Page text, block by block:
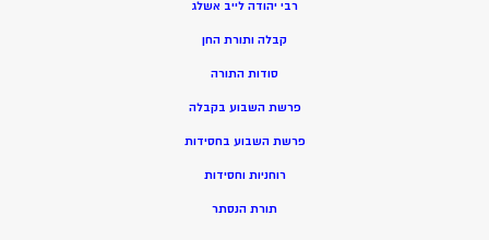
רבי יהודה לייב אשלג
קבלה ותורת החן
סודות התורה
פרשת השבוע בקבלה
פרשת השבוע בחסידות
רוחניות וחסידות
תורת הנסתר